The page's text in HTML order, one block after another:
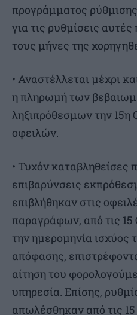
προγράμματος
για τις ρυθμίσεις
τους μήνες της
• Αναστέλλεται μέχρι
η πληρωμή των
ληξιπρόθεσμων την 15η
οφειλών.
• Τυχόν καταβληθείσες
επιβαρύνσεις
επιβλήθηκαν στις
παραγράφων, από τις
την ημερομηνία ισχύος
απόφασης,
αίτηση του
υπηρεσία. Επίσης,
απωλέσθηκαν από τις